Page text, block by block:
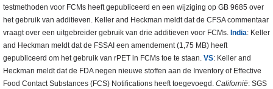
testmethoden voor FCMs heeft gepubliceerd en een wijziging op GB 9685 over
het gebruik van additieven. Keller and Heckman meldt dat de CFSA commentaar
vraagt over een uitgebreider gebruik van drie additieven voor FCMs. India: Keller
and Heckman meldt dat de FSSAI een amendement (1,75 MB) heeft
gepubliceerd om het gebruik van rPET in FCMs toe te staan. VS: Keller and
Heckman meldt dat de FDA negen nieuwe stoffen aan de Inventory of Effective
Food Contact Substances (FCS) Notifications heeft toegevoegd. Californië: SGS